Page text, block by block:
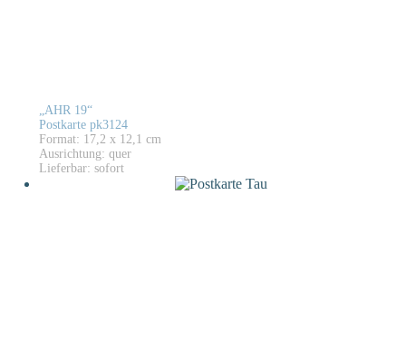
„AHR 19“
Postkarte pk3124
Format: 17,2 x 12,1 cm
Ausrichtung: quer
Lieferbar: sofort